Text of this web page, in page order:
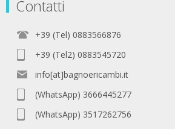
Contatti
+39 (Tel) 0883566876
+39 (Tel2) 0883545720
info[at]bagnoericambi.it
(WhatsApp) 3666445277
(WhatsApp) 3517262756